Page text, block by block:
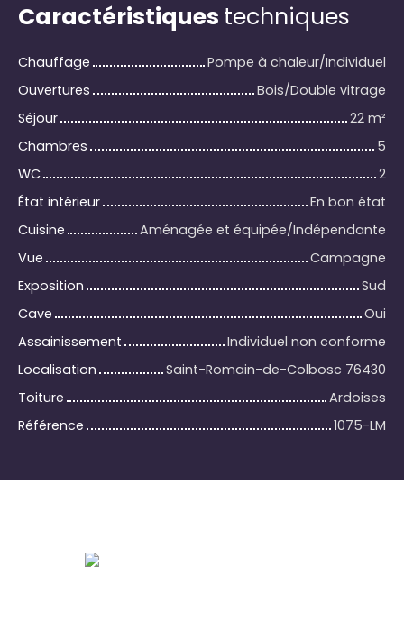
Caractéristiques techniques
Chauffage
Pompe à chaleur/Individuel
Ouvertures
Bois/Double vitrage
Séjour
22 m²
Chambres
5
WC
2
État intérieur
En bon état
Cuisine
Aménagée et équipée/Indépendante
Vue
Campagne
Exposition
Sud
Cave
Oui
Assainissement
Individuel non conforme
Localisation
Saint-Romain-de-Colbosc 76430
Toiture
Ardoises
Référence
1075-LM